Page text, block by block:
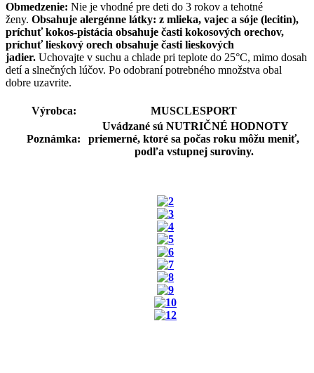
Obmedzenie: Nie je vhodné pre deti do 3 rokov a tehotné
ženy. Obsahuje alergénne látky: z mlieka, vajec a sóje (lecitin),
príchuť kokos-pistácia obsahuje časti kokosových orechov,
príchuť lieskový orech obsahuje časti lieskových
jadier. Uchovajte v suchu a chlade pri teplote do 25°C, mimo dosah
detí a slnečných lúčov. Po odobraní potrebného množstva obal
dobre uzavrite.
Výrobca: MUSCLESPORT
Poznámka:
Uvádzané sú NUTRIČNÉ HODNOTY
priemerné, ktoré sa počas roku môžu meniť,
podľa vstupnej suroviny.